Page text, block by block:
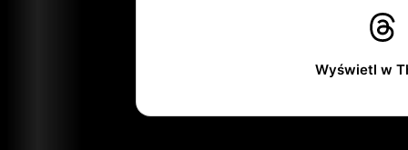
Wyświetl w